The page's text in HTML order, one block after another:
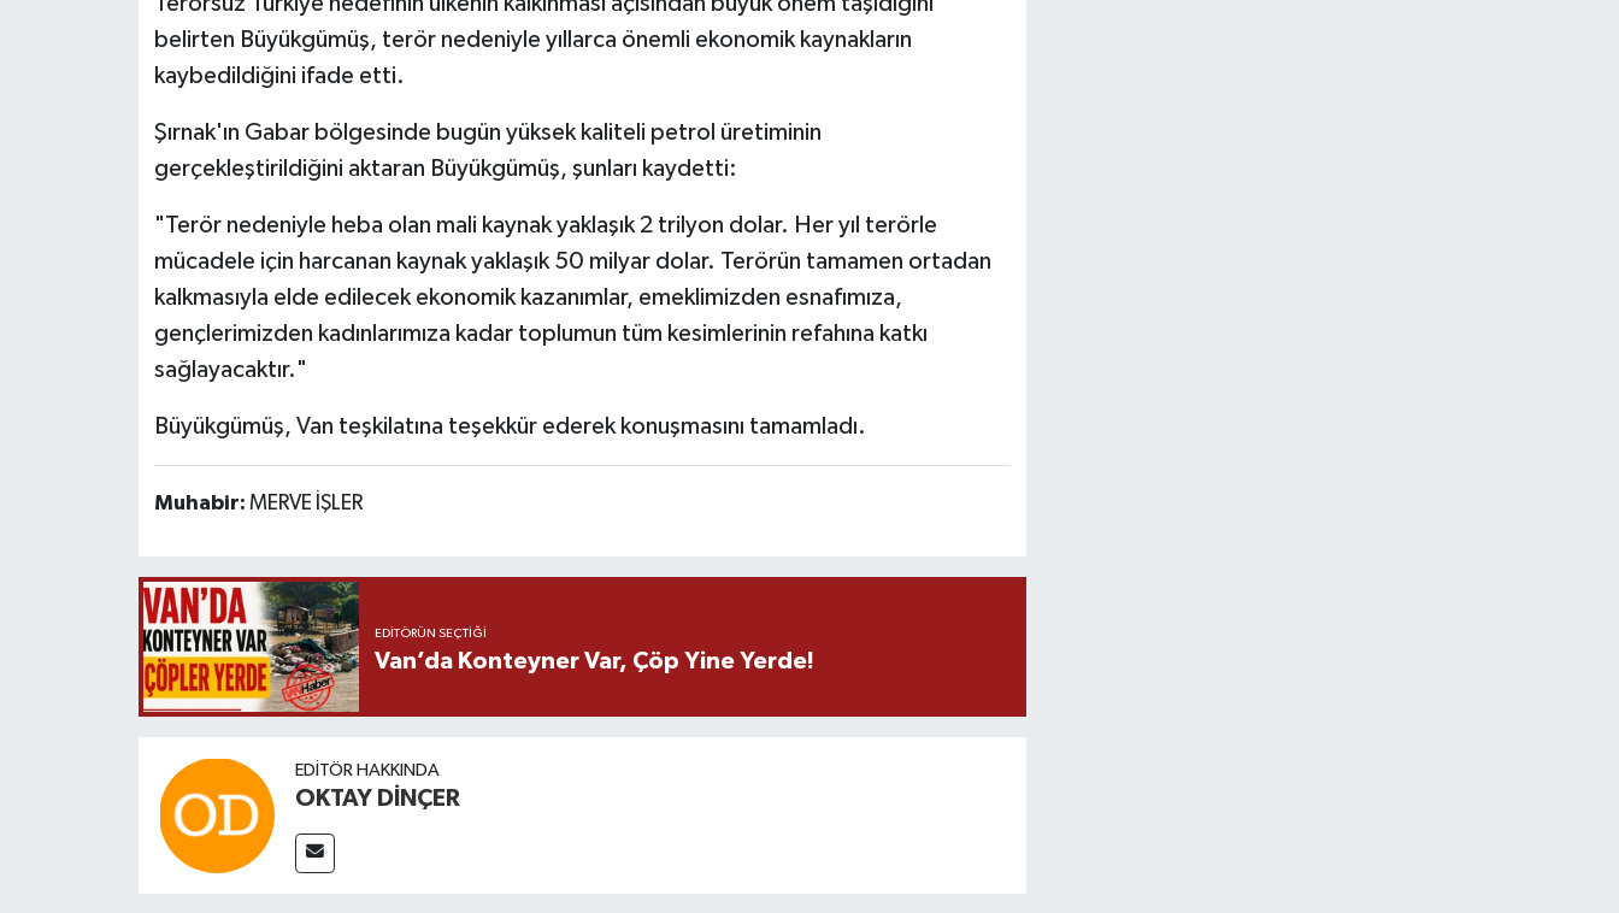
belirten Büyükgümüş, terör nedeniyle yıllarca önemli ekonomik kaynakların
kaybedildiğini ifade etti.
Şırnak'ın Gabar bölgesinde bugün yüksek kaliteli petrol üretiminin
gerçekleştirildiğini aktaran Büyükgümüş, şunları kaydetti:
"Terör nedeniyle heba olan mali kaynak yaklaşık 2 trilyon dolar. Her yıl terörle
mücadele için harcanan kaynak yaklaşık 50 milyar dolar. Terörün tamamen ortadan
kalkmasıyla elde edilecek ekonomik kazanımlar, emeklimizden esnafımıza,
gençlerimizden kadınlarımıza kadar toplumun tüm kesimlerinin refahına katkı
sağlayacaktır."
Büyükgümüş, Van teşkilatına teşekkür ederek konuşmasını tamamladı.
Muhabir: MERVE İŞLER
EDITÖRÜN SEÇTIĞI
Van’da Konteyner Var, Çöp Yine Yerde!
EDITÖR HAKKINDA
OKTAY DİNÇER